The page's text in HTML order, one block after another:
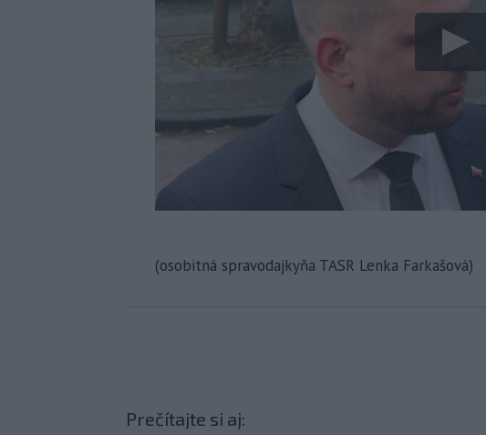
(osobitná spravodajkyňa TASR Lenka Farkašová)
Prečítajte si aj: